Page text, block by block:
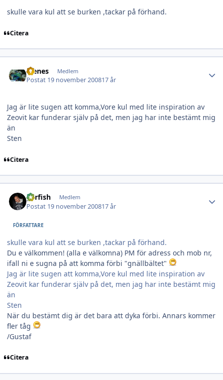
skulle vara kul att se burken ,tackar på förhand.
Citera
stenes Medlem
Postat 19 november 200817 år
Jag är lite sugen att komma,Vore kul med lite inspiration av
Zeovit kar funderar själv på det, men jag har inte bestämt mig
än
Sten
Citera
garfish Medlem
Postat 19 november 200817 år
FÖRFATTARE
skulle vara kul att se burken ,tackar på förhand.
Du e välkommen! (alla e välkomna) PM för adress och mob nr,
ifall ni e sugna på att komma förbi "gnällbältet"
Jag är lite sugen att komma,Vore kul med lite inspiration av
Zeovit kar funderar själv på det, men jag har inte bestämt mig
än
Sten
När du bestämt dig är det bara att dyka förbi. Annars kommer
fler tåg
/Gustaf
Citera